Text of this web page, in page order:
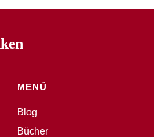
MENÜ
Blog
Bücher